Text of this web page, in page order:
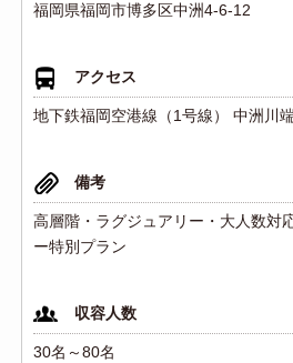
福岡県福岡市博多区中洲4-6-12
アクセス
地下鉄福岡空港線（1号線） 中洲川
備考
高層階・ラグジュアリー・大人数対
ー特別プラン
収容人数
30名～80名